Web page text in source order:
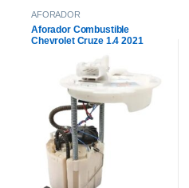
AFORADOR
Aforador Combustible
Chevrolet Cruze 1.4 2021